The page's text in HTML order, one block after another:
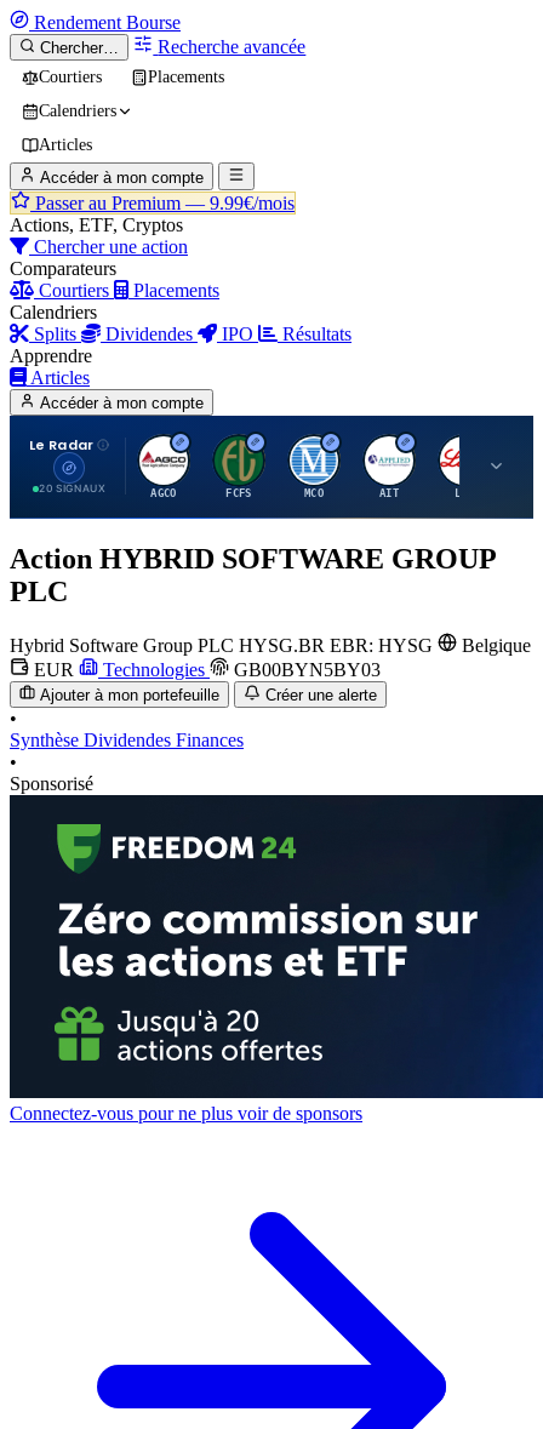
Rendement Bourse
Chercher… Recherche avancée
Courtiers
Placements
Calendriers
Articles
Accéder à mon compte
Passer au Premium — 9.99€/mois
Actions, ETF, Cryptos
Chercher une action
Comparateurs
Courtiers
Placements
Calendriers
Splits
Dividendes IPO
Résultats
Apprendre
Articles
Accéder à mon compte
Le Radar
20 SIGNAUX
A
AGCO
F
FCFS
M
MCO
A
AIT
Action HYBRID SOFTWARE GROUP
PLC
Hybrid Software Group PLC HYSG.BR EBR: HYSG
Belgique
EUR
Technologies GB00BYN5BY03
Ajouter à mon portefeuille Créer une alerte
•
Synthèse Dividendes Finances
•
Sponsorisé
Connectez-vous pour ne plus voir de sponsors